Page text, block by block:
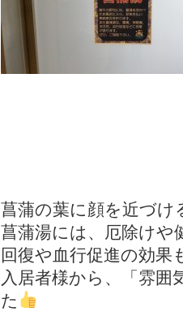
菖蒲の葉に顔を近づ
菖蒲湯には、厄除けや
回復や血行促進の効果
入居者様から、「雰
た